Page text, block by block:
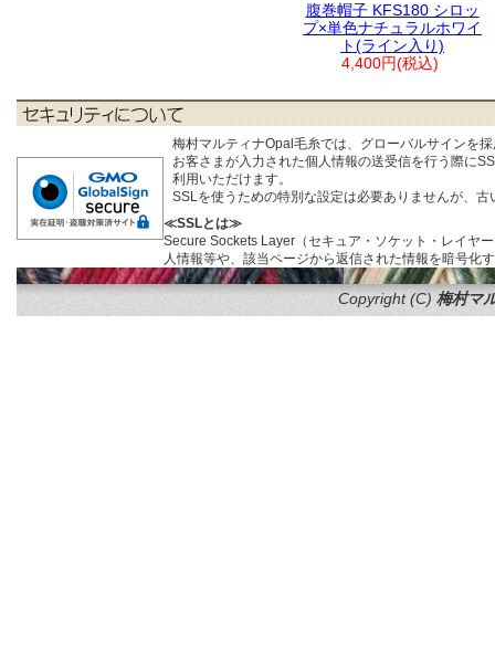
腹巻帽子 KFS180 シロッ
プ×単色ナチュラルホワイ
ト(ライン入り)
4,400円(税込)
梅村マルティナOpal毛糸では、グローバルサインを
お客さまが入力された個人情報の送受信を行う際に
利用いただけます。
SSLを使うための特別な設定は必要ありませんが、
≪SSLとは≫
Secure Sockets Layer（セキュア・ソケット・レイヤ
人情報等や、該当ページから返信された情報を暗号化
Copyright (C) 梅村マ